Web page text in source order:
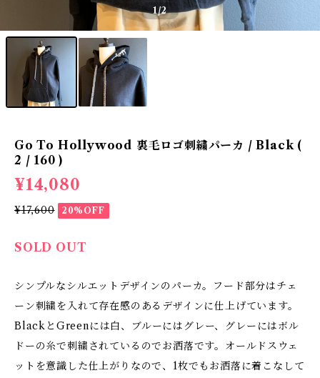
1/2
Go To Hollywood 裏毛ロゴ刺繍パーカ / Black (
2 / 160 )
¥14,080
¥17,600 20%OFF
SOLD OUT
シンプルなシルエットデザインのパーカ。フード部分はチェ
ーン刺繍を入れて存在感のあるデザインに仕上げています。
BlackとGreenには白、ブルーにはグレー、グレーにはボル
ドーの糸で刺繍されているのでお洒落です。オールドスウェ
ットを意識した仕上がりなので、1枚でもお洒落に着こなして